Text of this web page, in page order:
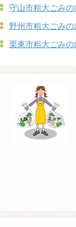
守山市粗大ごみの
野州市粗大ごみの
栗東市粗大ごみの